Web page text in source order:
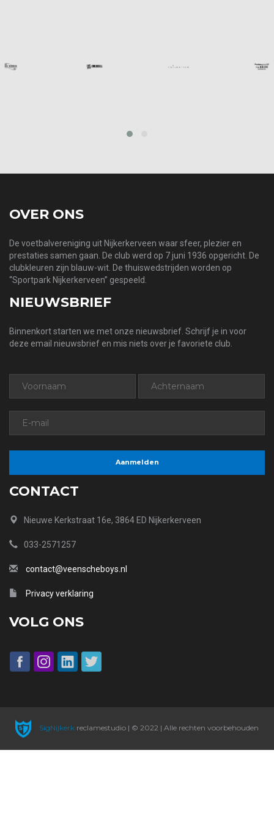
‹
OVER ONS
De voetbalvereniging uit Nijkerkerveen waar sfeer, plezier en
prestaties samen gaan. De club werd op 7 juni 1936 opgericht. De
clubkleuren zijn blauw-wit. De thuiswedstrijden worden op
“Sportpark Nijkerkerveen” gespeeld.
NIEUWSBRIEF
Binnenkort starten we met onze nieuwsbrief. Schrijf je in voor
deze email nieuwsbrief en mis niets over je favoriete club.
CONTACT
Nieuwe Kerkstraat 16e, 3864 ED Nijkerkerveen
033-2571257
contact@veenscheboys.nl
Privacy verklaring
VOLG ONS
SigNijkerkreclamestudio | © 2022 | Alle rechten voorbehouden